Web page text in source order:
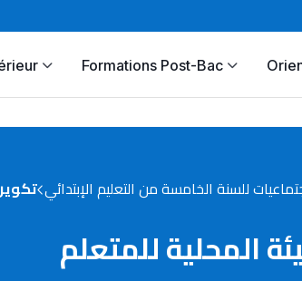
Formations Post-Bac
للسنة الخامسة من التعليم الإبتدائي
المحلية للمتعلم